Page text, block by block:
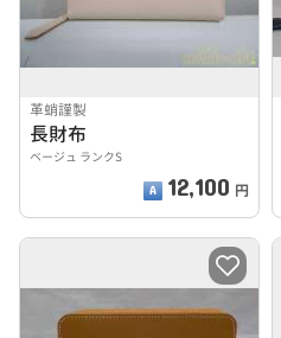
革蛸謹製
長財布
ベージュ ランクS
12,100 円